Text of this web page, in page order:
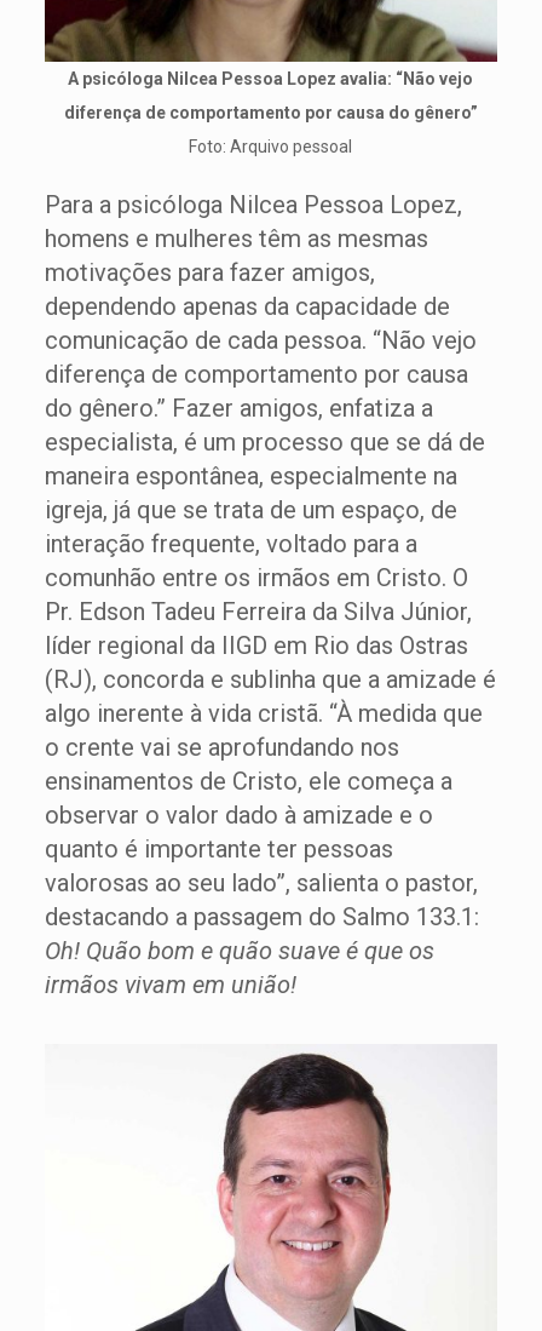
A psicóloga Nilcea Pessoa Lopez avalia: “Não vejo
diferença de comportamento por causa do gênero”
Foto: Arquivo pessoal
Para a psicóloga Nilcea Pessoa Lopez,
homens e mulheres têm as mesmas
motivações para fazer amigos,
dependendo apenas da capacidade de
comunicação de cada pessoa. “Não vejo
diferença de comportamento por causa
do gênero.” Fazer amigos, enfatiza a
especialista, é um processo que se dá de
maneira espontânea, especialmente na
igreja, já que se trata de um espaço, de
interação frequente, voltado para a
comunhão entre os irmãos em Cristo. O
Pr. Edson Tadeu Ferreira da Silva Júnior,
líder regional da IIGD em Rio das Ostras
(RJ), concorda e sublinha que a amizade é
algo inerente à vida cristã. “À medida que
o crente vai se aprofundando nos
ensinamentos de Cristo, ele começa a
observar o valor dado à amizade e o
quanto é importante ter pessoas
valorosas ao seu lado”, salienta o pastor,
destacando a passagem do Salmo 133.1:
Oh! Quão bom e quão suave é que os
irmãos vivam em união!